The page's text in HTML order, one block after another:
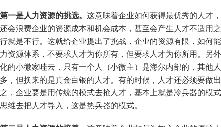
第一是人力资源的挑选。 这意味着企业如何获得最优秀的人才
还会浪费企业的资源成本和机会成本，甚至会产生人才不适用
行就是不行。这就给企业提出了挑战，企业的资源有限，如何
力资源体系，不要求人才为你所有，但要求人才为你所用。另
化的小微家哇云，只有一个人（小微主）是海尔内部的，其他
多，但换来的是真金白银的人才。有的时候，人才还必须要做
之，企业要是用传统的模式去抢人才，基本上就是冷兵器的模
思维去把人才导入，这是热兵器的模式。